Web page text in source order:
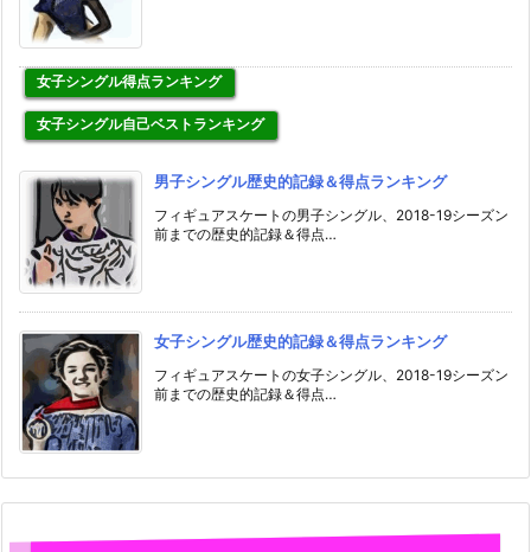
女子シングル得点ランキング
女子シングル自己ベストランキング
男子シングル歴史的記録＆得点ランキング
フィギュアスケートの男子シングル、2018-19シーズン
前までの歴史的記録＆得点…
女子シングル歴史的記録＆得点ランキング
フィギュアスケートの女子シングル、2018-19シーズン
前までの歴史的記録＆得点…